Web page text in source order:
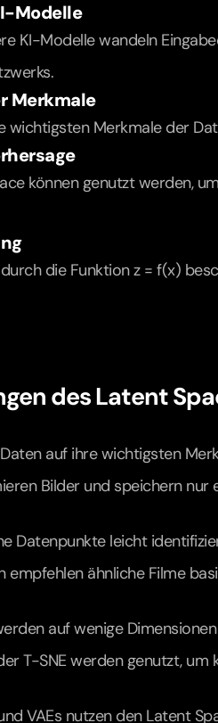
Modelle
KI-Modelle wandeln
Merkmale
wichtigsten Merkmale der
können genutzt werden,
die Funktion z = f(x)
des Latent
auf ihre wichtigsten
Bilder und speichern nur
Datenpunkte leicht
ähnliche Filme
auf wenige
T-SNE werden genutzt, um
VAEs nutzen den Latent